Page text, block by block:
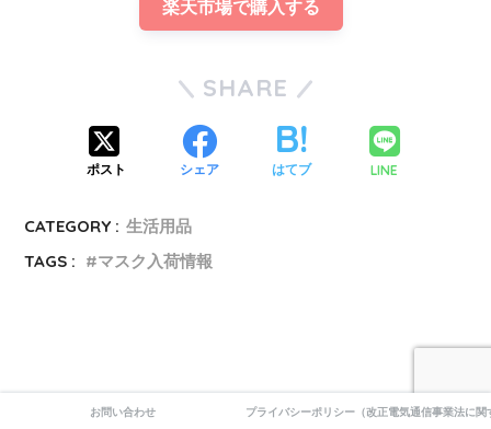
楽天市場で購入する
SHARE
ポスト シェア はてブ LINE
CATEGORY : 生活用品
TAGS :
マスク入荷情報
お問い合わせ プライバシーポリシー（改正電気通信事業法に関